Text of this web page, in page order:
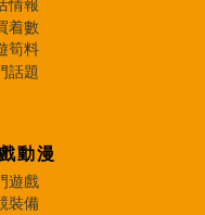
情報
着數
筍料
話題
動漫
遊戲
裝備